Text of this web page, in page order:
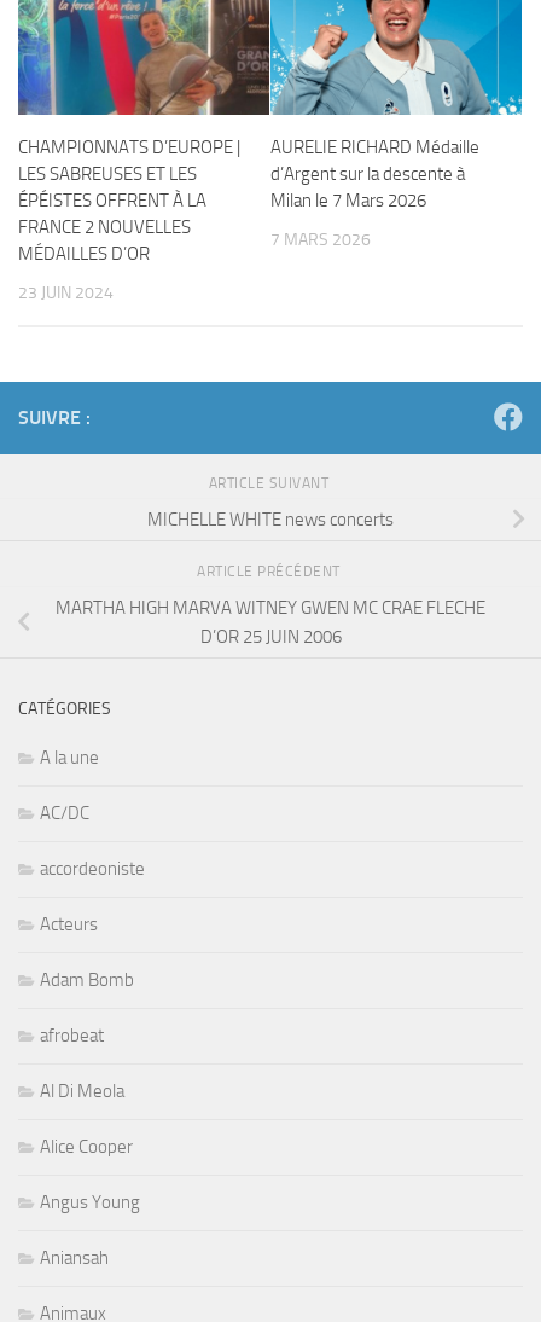
CHAMPIONNATS D’EUROPE |
LES SABREUSES ET LES
ÉPÉISTES OFFRENT À LA
FRANCE 2 NOUVELLES
MÉDAILLES D’OR
23 JUIN 2024
AURELIE RICHARD Médaille
d’Argent sur la descente à
Milan le 7 Mars 2026
7 MARS 2026
SUIVRE :
ARTICLE SUIVANT
MICHELLE WHITE news concerts
ARTICLE PRÉCÉDENT
MARTHA HIGH MARVA WITNEY GWEN MC CRAE FLECHE
D’OR 25 JUIN 2006
CATÉGORIES
A la une
AC/DC
accordeoniste
Acteurs
Adam Bomb
afrobeat
Al Di Meola
Alice Cooper
Angus Young
Aniansah
Animaux